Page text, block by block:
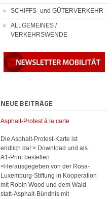
SCHIFFS- und GÜTERVERKEHR
ALLGEMEINES /
VERKEHRSWENDE
NEUE BEITRÄGE
Asphalt-Protest à la carte
Die Asphalt-Protest-Karte ist
endlich da! > Download und als
A1-Print bestellen
<Herausgegeben von der Rosa-
Luxemburg-Stiftung in Kooperation
mit Robin Wood und dem Wald-
statt-Asphalt-Bündnis mit